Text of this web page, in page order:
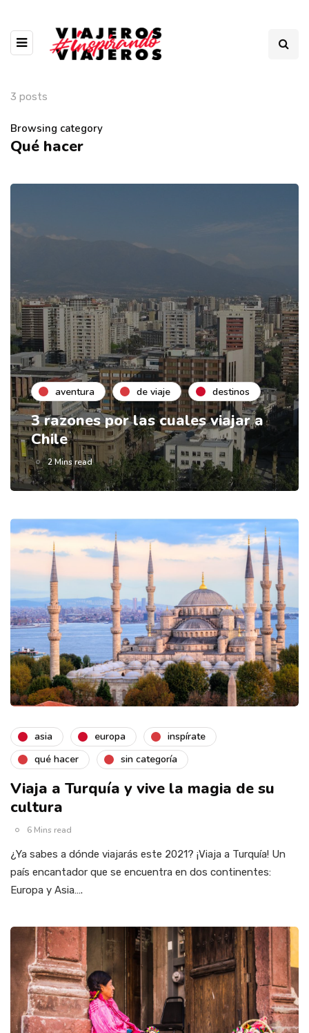
3 posts
Browsing category
Qué hacer
aventura de viaje destinos
3 razones por las cuales viajar a
Chile
2 Mins read
asia europa
inspírate
qué hacer
sin categoría
Viaja a Turquía y vive la magia de su
cultura
6 Mins read
¿Ya sabes a dónde viajarás este 2021? ¡Viaja a Turquía! Un
país encantador que se encuentra en dos continentes:
Europa y Asia….